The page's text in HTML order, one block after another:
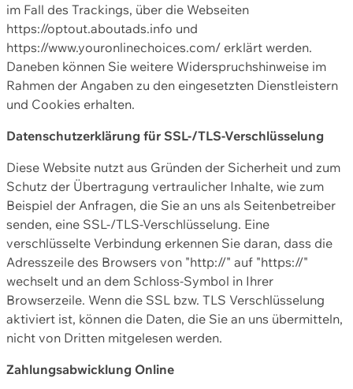
im Fall des Trackings, über die Webseiten
https://optout.aboutads.info und
https://www.youronlinechoices.com/ erklärt werden.
Daneben können Sie weitere Widerspruchshinweise im
Rahmen der Angaben zu den eingesetzten Dienstleistern
und Cookies erhalten.
Datenschutzerklärung für SSL-/TLS-Verschlüsselung
Diese Website nutzt aus Gründen der Sicherheit und zum
Schutz der Übertragung vertraulicher Inhalte, wie zum
Beispiel der Anfragen, die Sie an uns als Seitenbetreiber
senden, eine SSL-/TLS-Verschlüsselung. Eine
verschlüsselte Verbindung erkennen Sie daran, dass die
Adresszeile des Browsers von "http://" auf "https://"
wechselt und an dem Schloss-Symbol in Ihrer
Browserzeile. Wenn die SSL bzw. TLS Verschlüsselung
aktiviert ist, können die Daten, die Sie an uns übermitteln,
nicht von Dritten mitgelesen werden.
Zahlungsabwicklung Online